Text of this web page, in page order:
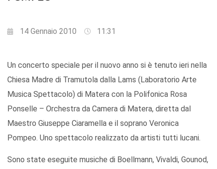
14 Gennaio 2010 11:31
Un concerto speciale per il nuovo anno si è tenuto ieri nella
Chiesa Madre di Tramutola dalla Lams (Laboratorio Arte
Musica Spettacolo) di Matera con la Polifonica Rosa
Ponselle – Orchestra da Camera di Matera, diretta dal
Maestro Giuseppe Ciaramella e il soprano Veronica
Pompeo. Uno spettacolo realizzato da artisti tutti lucani.
Sono state eseguite musiche di Boellmann, Vivaldi, Gounod,